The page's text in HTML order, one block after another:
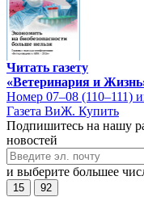
Читать газету
«Ветеринария и
Номер 07–08 (110–111)
Газета ВиЖ. Купить
Подпишитесь на нашу
новостей
и выберите большее
15 92